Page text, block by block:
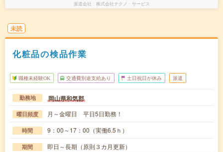
派遣会社 株式会社テクノ・サービス
未読
化粧品の検品作業
職種未経験OK 交通費別途支給あり 土日祝日が休み 派遣
勤務地 岡山県和気郡
曜日頻度 月～金曜日 平日5日勤務！
時間 9：00～17：00（実働6.5ｈ）
期間 即日～長期（原則３カ月更新）